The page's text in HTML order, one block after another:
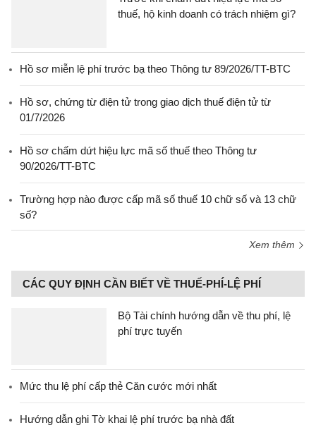
thuế, hộ kinh doanh có trách nhiệm gì?
Hồ sơ miễn lệ phí trước bạ theo Thông tư 89/2026/TT-BTC
Hồ sơ, chứng từ điện tử trong giao dịch thuế điện tử từ
01/7/2026
Hồ sơ chấm dứt hiệu lực mã số thuế theo Thông tư
90/2026/TT-BTC
Trường hợp nào được cấp mã số thuế 10 chữ số và 13 chữ
số?
Xem thêm
CÁC QUY ĐỊNH CẦN BIẾT VỀ THUẾ-PHÍ-LỆ PHÍ
Bộ Tài chính hướng dẫn về thu phí, lệ
phí trực tuyến
Mức thu lệ phí cấp thẻ Căn cước mới nhất
Hướng dẫn ghi Tờ khai lệ phí trước bạ nhà đất